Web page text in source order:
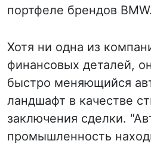
портфеле брендов BMW.
Хотя ни одна из
финансовых деталей,
быстро меняющийся
ландшафт в качестве
заключения сделки.
промышленность